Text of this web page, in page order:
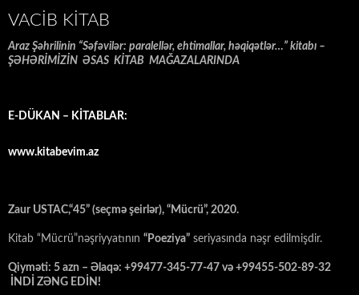
VACIB KITAB
Araz Şəhrilinin “Səfəvilər: paralellər, ehtimallar, həqiqətlər…” kitabı –
ŞƏHƏRİMİZİN ƏSAS KİTAB MAĞAZALARINDA
E-DÜKAN – KİTABLAR:
www.kitabevim.az
Zaur USTAC,“45” (seçmə şeirlər), “Mücrü”, 2020.
Kitab “Mücrü”nəşriyyatının “Poeziya” seriyasında nəşr edilmişdir.
Qiyməti: 5 azn – Əlaqə: +99477-345-77-47 və +99455-502-89-32
İNDİ ZƏNG EDİN!